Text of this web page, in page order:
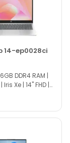
и
14-ep0028ci
DDR4 RAM |
Iris Xe | 14" FHD |